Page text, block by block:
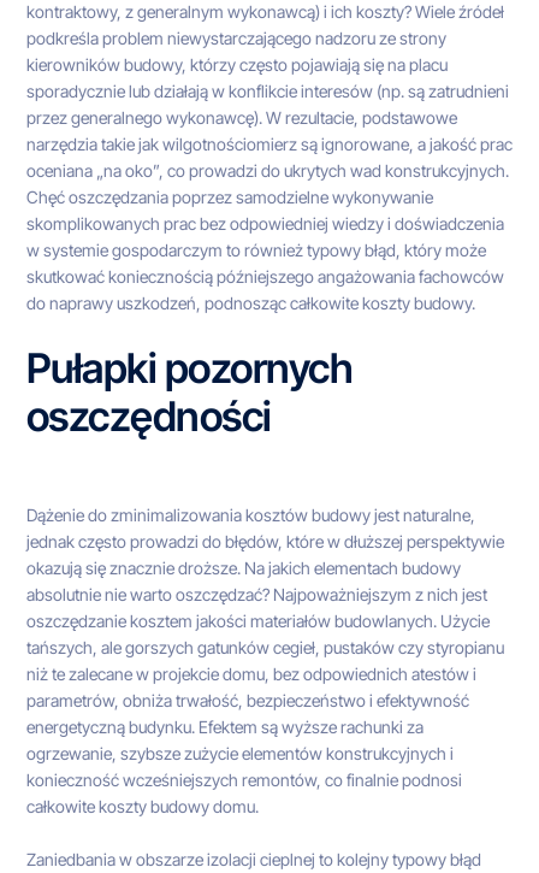
kontraktowy, z generalnym wykonawcą) i ich koszty? Wiele źródeł
podkreśla problem niewystarczającego nadzoru ze strony
kierowników budowy, którzy często pojawiają się na placu
sporadycznie lub działają w konflikcie interesów (np. są zatrudnieni
przez generalnego wykonawcę). W rezultacie, podstawowe
narzędzia takie jak wilgotnościomierz są ignorowane, a jakość prac
oceniana „na oko”, co prowadzi do ukrytych wad konstrukcyjnych.
Chęć oszczędzania poprzez samodzielne wykonywanie
skomplikowanych prac bez odpowiedniej wiedzy i doświadczenia
w systemie gospodarczym to również typowy błąd, który może
skutkować koniecznością późniejszego angażowania fachowców
do naprawy uszkodzeń, podnosząc całkowite koszty budowy.
Pułapki pozornych
oszczędności
Dążenie do zminimalizowania kosztów budowy jest naturalne,
jednak często prowadzi do błędów, które w dłuższej perspektywie
okazują się znacznie droższe. Na jakich elementach budowy
absolutnie nie warto oszczędzać? Najpoważniejszym z nich jest
oszczędzanie kosztem jakości materiałów budowlanych. Użycie
tańszych, ale gorszych gatunków cegieł, pustaków czy styropianu
niż te zalecane w projekcie domu, bez odpowiednich atestów i
parametrów, obniża trwałość, bezpieczeństwo i efektywność
energetyczną budynku. Efektem są wyższe rachunki za
ogrzewanie, szybsze zużycie elementów konstrukcyjnych i
konieczność wcześniejszych remontów, co finalnie podnosi
całkowite koszty budowy domu.
Zaniedbania w obszarze izolacji cieplnej to kolejny typowy błąd